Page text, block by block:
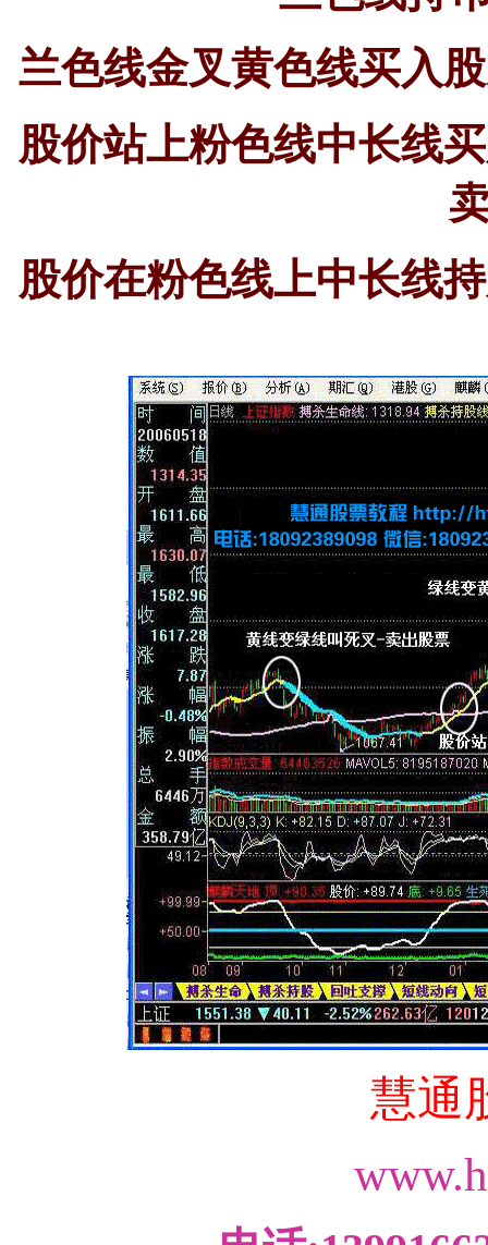
兰色线金叉黄色线买入
股价站上粉色线中长线
股价在粉色线上中长线
慧通